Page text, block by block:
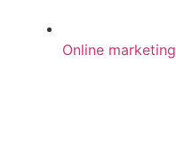
Online marketing